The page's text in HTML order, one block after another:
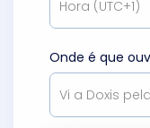
Onde é que